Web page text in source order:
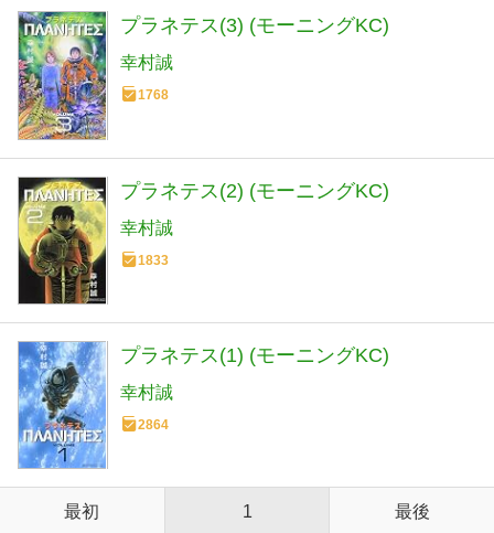
プラネテス(3) (モーニングKC)
幸村誠
1768
プラネテス(2) (モーニングKC)
幸村誠
1833
プラネテス(1) (モーニングKC)
幸村誠
2864
最初 1 最後